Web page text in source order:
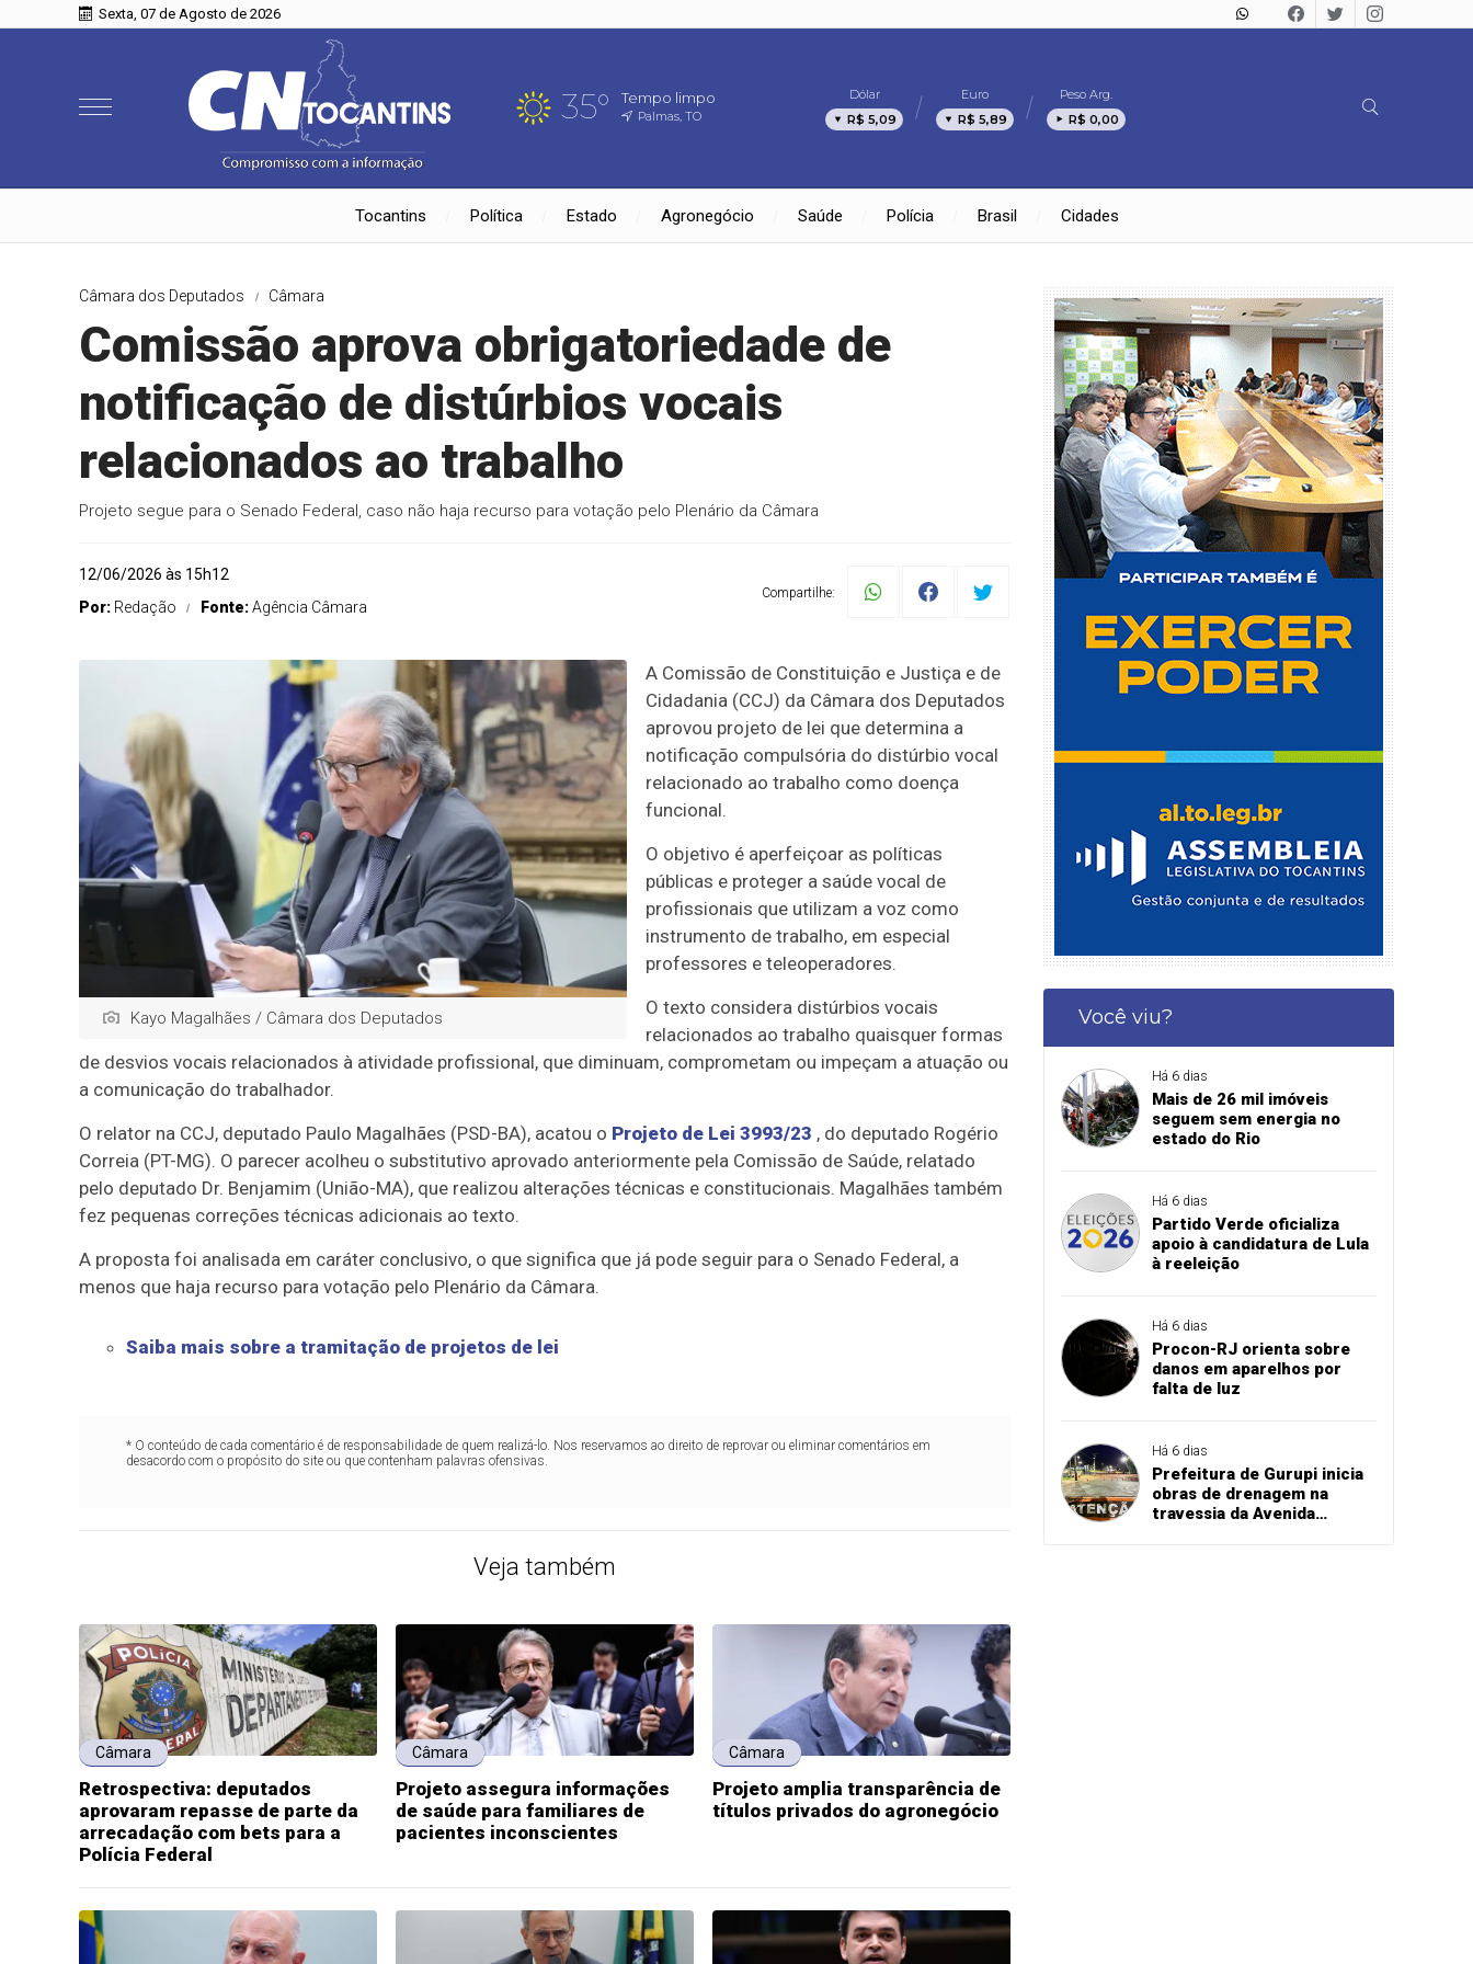
Sexta, 07 de Agosto de 2026
35° Tempo limpo
Palmas, TO
Dólar
R$ 5,09
Euro
R$ 5,89
Peso Arg.
R$ 0,00
Tocantins Política Estado Agronegócio Saúde Polícia Brasil Cidades
Câmara dos Deputados Câmara
Comissão aprova obrigatoriedade de
notificação de distúrbios vocais
relacionados ao trabalho
Projeto segue para o Senado Federal, caso não haja recurso para votação pelo Plenário da Câmara
12/06/2026 às 15h12
Por: Redação Fonte:Agência Câmara
Compartilhe:
Kayo Magalhães / Câmara dos Deputados
A Comissão de Constituição e Justiça e de
Cidadania (CCJ) da Câmara dos Deputados
aprovou projeto de lei que determina a
notificação compulsória do distúrbio vocal
relacionado ao trabalho como doença
funcional.
O objetivo é aperfeiçoar as políticas
públicas e proteger a saúde vocal de
profissionais que utilizam a voz como
instrumento de trabalho, em especial
professores e teleoperadores.
O texto considera distúrbios vocais
relacionados ao trabalho quaisquer formas
de desvios vocais relacionados à atividade profissional, que diminuam, comprometam ou impeçam a atuação ou
a comunicação do trabalhador.
O relator na CCJ, deputado Paulo Magalhães (PSD-BA), acatou o Projeto de Lei 3993/23 , do deputado Rogério
Correia (PT-MG). O parecer acolheu o substitutivo aprovado anteriormente pela Comissão de Saúde, relatado
pelo deputado Dr. Benjamim (União-MA), que realizou alterações técnicas e constitucionais. Magalhães também
fez pequenas correções técnicas adicionais ao texto.
A proposta foi analisada em caráter conclusivo, o que significa que já pode seguir para o Senado Federal, a
menos que haja recurso para votação pelo Plenário da Câmara.
Saiba mais sobre a tramitação de projetos de lei
* O conteúdo de cada comentário é de responsabilidade de quem realizá-lo. Nos reservamos ao direito de reprovar ou eliminar comentários em
desacordo com o propósito do site ou que contenham palavras ofensivas.
Veja também
Câmara
Retrospectiva: deputados
aprovaram repasse de parte da
arrecadação com bets para a
Polícia Federal
Câmara
Projeto assegura informações
de saúde para familiares de
pacientes inconscientes
Câmara
Projeto amplia transparência de
títulos privados do agronegócio
Você viu?
Há 6 dias
Mais de 26 mil imóveis
seguem sem energia no
estado do Rio
Há 6 dias
Partido Verde oficializa
apoio à candidatura de Lula
à reeleição
Há 6 dias
Procon-RJ orienta sobre
danos em aparelhos por
falta de luz
Há 6 dias
Prefeitura de Gurupi inicia
obras de drenagem na
travessia da Avenida